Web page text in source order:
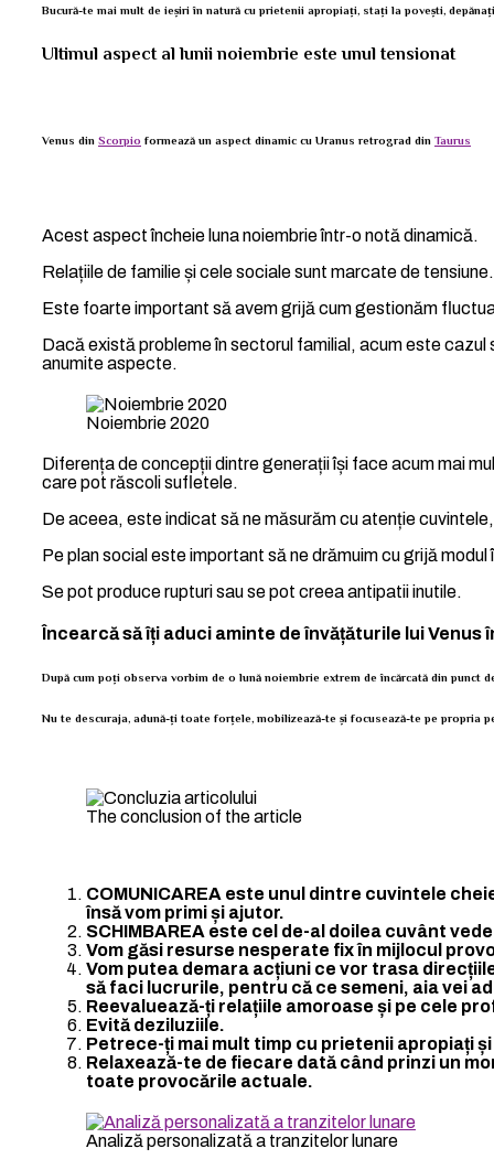
Bucură-te mai mult de ieșiri în natură cu prietenii apropiați, stați la povești,
Ultimul aspect al lunii noiembrie este unul tensionat
Venus din Scorpio formează un aspect dinamic cu Uranus retrograd din Taurus
Acest aspect încheie luna noiembrie într-o notă dinamică.
Relațiile de familie și cele sociale sunt marcate de tensiune.
Este foarte important să avem grijă cum gestionăm
Dacă există probleme în sectorul familial, acum este
anumite aspecte.
Noiembrie 2020
Diferența de concepții dintre generații își face acum mai
care pot răscoli sufletele.
De aceea, este indicat să ne măsurăm cu atenție
Pe plan social este important să ne drămuim cu grijă
Se pot produce rupturi sau se pot creea antipatii inutile.
Încearcă să îți aduci aminte de învățăturile lui Venus
După cum poți observa vorbim de o lună noiembrie extrem de încărcată din punct
Nu te descuraja, adună-ți toate forțele, mobilizează-te și focusează-te pe propria
The conclusion of the article
COMUNICAREA este unul dintre cuvintele
însă vom primi și ajutor.
SCHIMBAREA este cel de-al doilea cuvânt
Vom găsi resurse nesperate fix în mijlocul
Vom putea demara acțiuni ce vor trasa
să faci lucrurile, pentru că ce semeni, aia vei
Reevaluează-ți relațiile amoroase și pe cele
Evită deziluziile.
Petrece-ți mai mult timp cu prietenii apropiați
Relaxează-te de fiecare dată când prinzi un
toate provocările actuale.
Analiză personalizată a tranzitelor lunare